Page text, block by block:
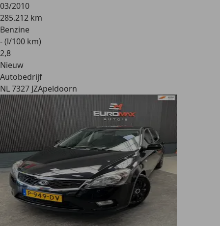
03/2010
285.212 km
Benzine
- (l/100 km)
2,8
Nieuw
Autobedrijf
NL 7327 JZApeldoorn